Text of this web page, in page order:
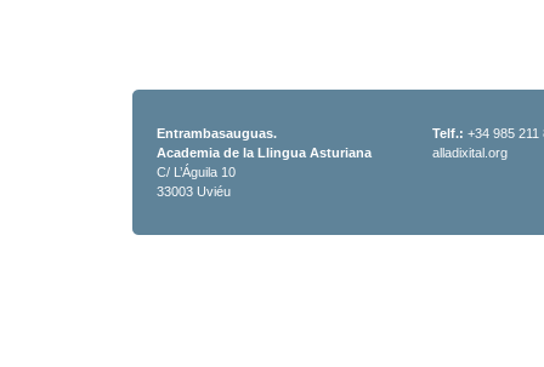
Entrambasauguas.
Academia de la Llingua Asturiana
C/ L’Águila 10
33003 Uviéu
Telf.: +34 985 211
alladixital.org